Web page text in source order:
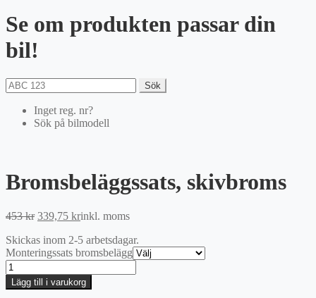
Se om produkten passar din
bil!
Sök
Inget reg. nr?
Sök på bilmodell
Bromsbeläggssats, skivbroms
453kr Det
priset
var:
339,75 krDet
priset
är:
inkl. moms
Skickas inom 2-5 arbetsdagar.
Monteringssats bromsbelägg
Bromsbeläggssats,
skivbroms
mängd
Lägg till i varukorg